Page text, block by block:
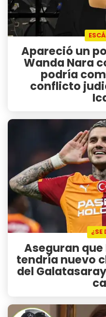
Apareció un
Wanda Nara
podría
conflicto
¿SE
Aseguran
tendría nuevo
del